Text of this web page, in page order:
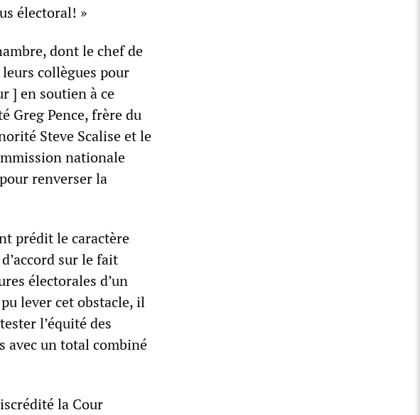
électoral! »
dont le chef de
collègues pour
] en soutien à ce
Greg Pence, frère du
Steve Scalise et le
nationale
renverser la
prédit le caractère
sur le fait
électorales d’un
lever cet obstacle, il
l’équité des
avec un total combiné
la Cour